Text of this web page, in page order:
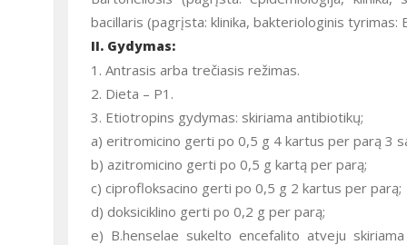
bacillaris (pagrįsta: klinika, bakteriologinis
II. Gydymas:
1. Antrasis arba trečiasis režimas.
2. Dieta – P1.
3. Etiotropins gydymas: skiriama antibiotikų;
a) eritromicino gerti po 0,5 g 4 kartus per parą 3
b) azitromicino gerti po 0,5 g kartą per parą;
c) ciprofloksacino gerti po 0,5 g 2 kartus per parą;
d) doksiciklino gerti po 0,2 g per parą;
e) B.henselae sukelto encefalito atveju